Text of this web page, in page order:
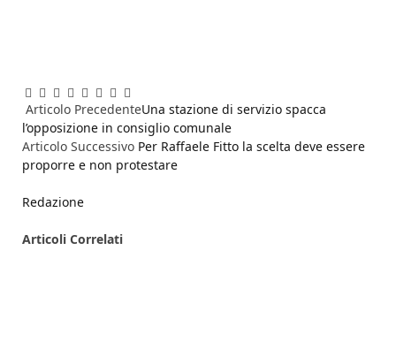
Facebook
Twitter
Pinterest
LinkedIn
Reddit
WhatsApp
Telegram
Email
Articolo PrecedenteUna stazione di servizio spacca
l’opposizione in consiglio comunale
Articolo Successivo Per Raffaele Fitto la scelta deve essere
proporre e non protestare
Redazione
Articoli Correlati